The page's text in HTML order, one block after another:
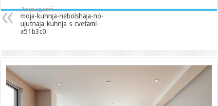
Предыдущий
moja-kuhnja-nebolshaja-no-
ujutnaja-kuhnja-s-cvetami-
a51b3c0